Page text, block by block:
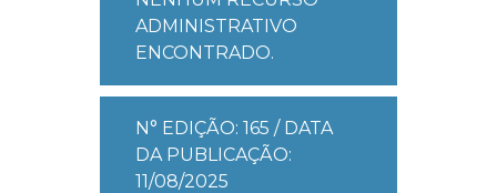
ADMINISTRATIVO
ENCONTRADO.
N° EDIÇÃO: 165 / DATA
DA PUBLICAÇÃO:
11/08/2025